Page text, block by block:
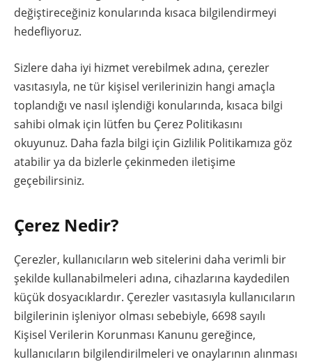
değiştireceğiniz konularında kısaca bilgilendirmeyi
hedefliyoruz.
Sizlere daha iyi hizmet verebilmek adına, çerezler
vasıtasıyla, ne tür kişisel verilerinizin hangi amaçla
toplandığı ve nasıl işlendiği konularında, kısaca bilgi
sahibi olmak için lütfen bu Çerez Politikasını
okuyunuz. Daha fazla bilgi için Gizlilik Politikamıza göz
atabilir ya da bizlerle çekinmeden iletişime
geçebilirsiniz.
Çerez Nedir?
Çerezler, kullanıcıların web sitelerini daha verimli bir
şekilde kullanabilmeleri adına, cihazlarına kaydedilen
küçük dosyacıklardır. Çerezler vasıtasıyla kullanıcıların
bilgilerinin işleniyor olması sebebiyle, 6698 sayılı
Kişisel Verilerin Korunması Kanunu gereğince,
kullanıcıların bilgilendirilmeleri ve onaylarının alınması